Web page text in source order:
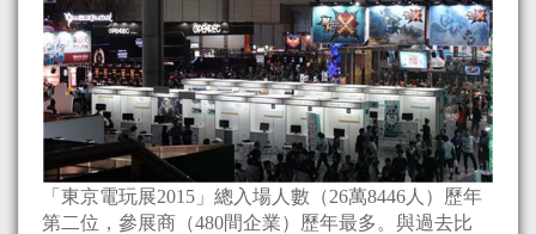
「東京電玩展2015」總入場人數（26萬8446人）歷年
第二位，參展商（480間企業）歷年最多。與過去比